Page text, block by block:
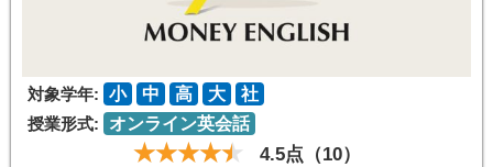
対象学年: 小 中 高 大
社
授業形式:
オンライン英会話
4.5点（10）